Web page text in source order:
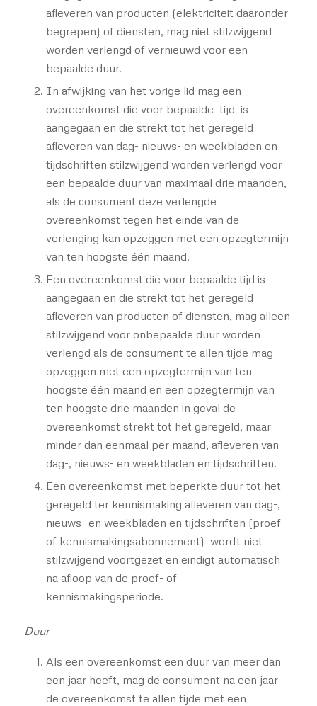
afleveren van producten (elektriciteit daaronder
begrepen) of diensten, mag niet stilzwijgend
worden verlengd of vernieuwd voor een
bepaalde duur.
In afwijking van het vorige lid mag een
overeenkomst die voor bepaalde tijd is
aangegaan en die strekt tot het geregeld
afleveren van dag- nieuws- en weekbladen en
tijdschriften stilzwijgend worden verlengd voor
een bepaalde duur van maximaal drie maanden,
als de consument deze verlengde
overeenkomst tegen het einde van de
verlenging kan opzeggen met een opzegtermijn
van ten hoogste één maand.
Een overeenkomst die voor bepaalde tijd is
aangegaan en die strekt tot het geregeld
afleveren van producten of diensten, mag alleen
stilzwijgend voor onbepaalde duur worden
verlengd als de consument te allen tijde mag
opzeggen met een opzegtermijn van ten
hoogste één maand en een opzegtermijn van
ten hoogste drie maanden in geval de
overeenkomst strekt tot het geregeld, maar
minder dan eenmaal per maand, afleveren van
dag-, nieuws- en weekbladen en tijdschriften.
Een overeenkomst met beperkte duur tot het
geregeld ter kennismaking afleveren van dag-,
nieuws- en weekbladen en tijdschriften (proef-
of kennismakingsabonnement) wordt niet
stilzwijgend voortgezet en eindigt automatisch
na afloop van de proef- of
kennismakingsperiode.
Duur
Als een overeenkomst een duur van meer dan
een jaar heeft, mag de consument na een jaar
de overeenkomst te allen tijde met een